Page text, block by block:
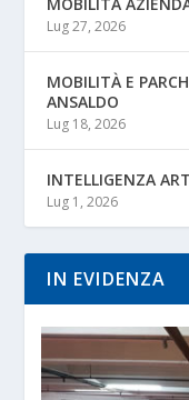
Lug 27, 2026
MOBILITÀ E
ANSALDO
Lug 18, 2026
INTELLIGENZA
Lug 1, 2026
IN EVIDENZA